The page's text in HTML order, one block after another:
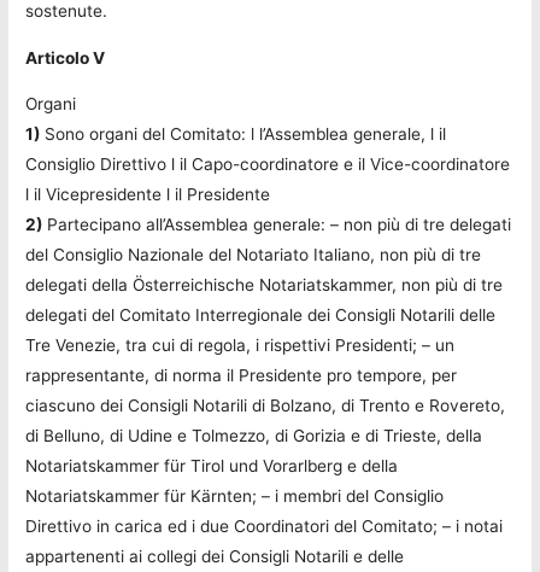
sostenute.
Articolo V
Organi
1) Sono organi del Comitato: l l’Assemblea generale, l il
Consiglio Direttivo l il Capo-coordinatore e il Vice-coordinatore
l il Vicepresidente l il Presidente
2) Partecipano all’Assemblea generale: – non più di tre delegati
del Consiglio Nazionale del Notariato Italiano, non più di tre
delegati della Österreichische Notariatskammer, non più di tre
delegati del Comitato Interregionale dei Consigli Notarili delle
Tre Venezie, tra cui di regola, i rispettivi Presidenti; – un
rappresentante, di norma il Presidente pro tempore, per
ciascuno dei Consigli Notarili di Bolzano, di Trento e Rovereto,
di Belluno, di Udine e Tolmezzo, di Gorizia e di Trieste, della
Notariatskammer für Tirol und Vorarlberg e della
Notariatskammer für Kärnten; – i membri del Consiglio
Direttivo in carica ed i due Coordinatori del Comitato; – i notai
appartenenti ai collegi dei Consigli Notarili e delle